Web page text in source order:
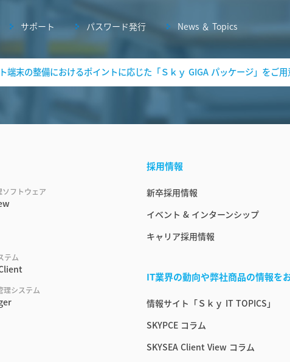
サポート パスワード発行 News ＆ Topics
末の整備におけるポイントに応じた「Ｓｋｙ GIGA パッケージ」をご用
フトウェア
テム
理システム
採用情報
新卒採用情報
イベント & インターンシップ
キャリア採用情報
IT業界の動向や弊社商品の情報を
情報サイト「Ｓｋｙ IT TOPICS」
SKYPCE コラム
SKYSEA Client View コラム